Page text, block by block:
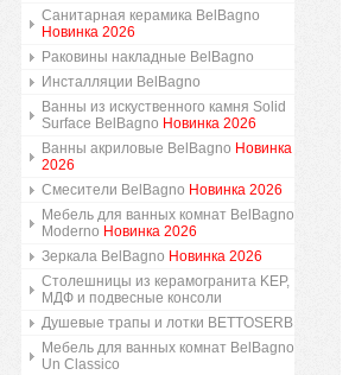
Санитарная керамика BelBagno
Новинка 2026
Раковины накладные BelBagno
Инсталляции BelBagno
Ванны из искуственного камня Solid
Surface BelBagno Новинка 2026
Ванны акриловые BelBagno Новинка
2026
Смесители BelBagno Новинка 2026
Мебель для ванных комнат BelBagno
Moderno Новинка 2026
Зеркала BelBagno Новинка 2026
Столешницы из керамогранита KEP,
МДФ и подвесные консоли
Душевые трапы и лотки BETTOSERB
Мебель для ванных комнат BelBagno
Un Classico